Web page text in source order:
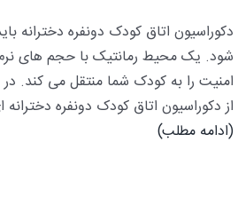
دکوراسیون اتاق کودک دونفره دخترانه
شود. یک محیط رمانتیک با حجم های
امنیت را به کودک شما منتقل می کند.
از دکوراسیون اتاق کودک دونفره
(ادامه مطلب)